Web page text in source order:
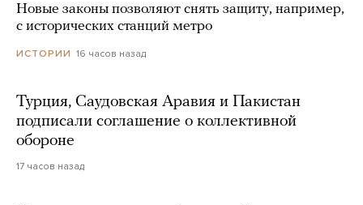
Новые законы позволяют снять защиту, например,
с исторических станций метро
ИСТОРИИ 16 часов назад
Турция, Саудовская Аравия и Пакистан
подписали соглашение о коллективной
обороне
17 часов назад